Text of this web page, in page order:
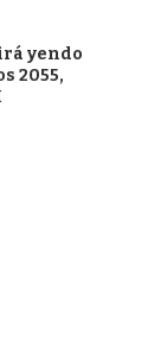
yendo
2055,